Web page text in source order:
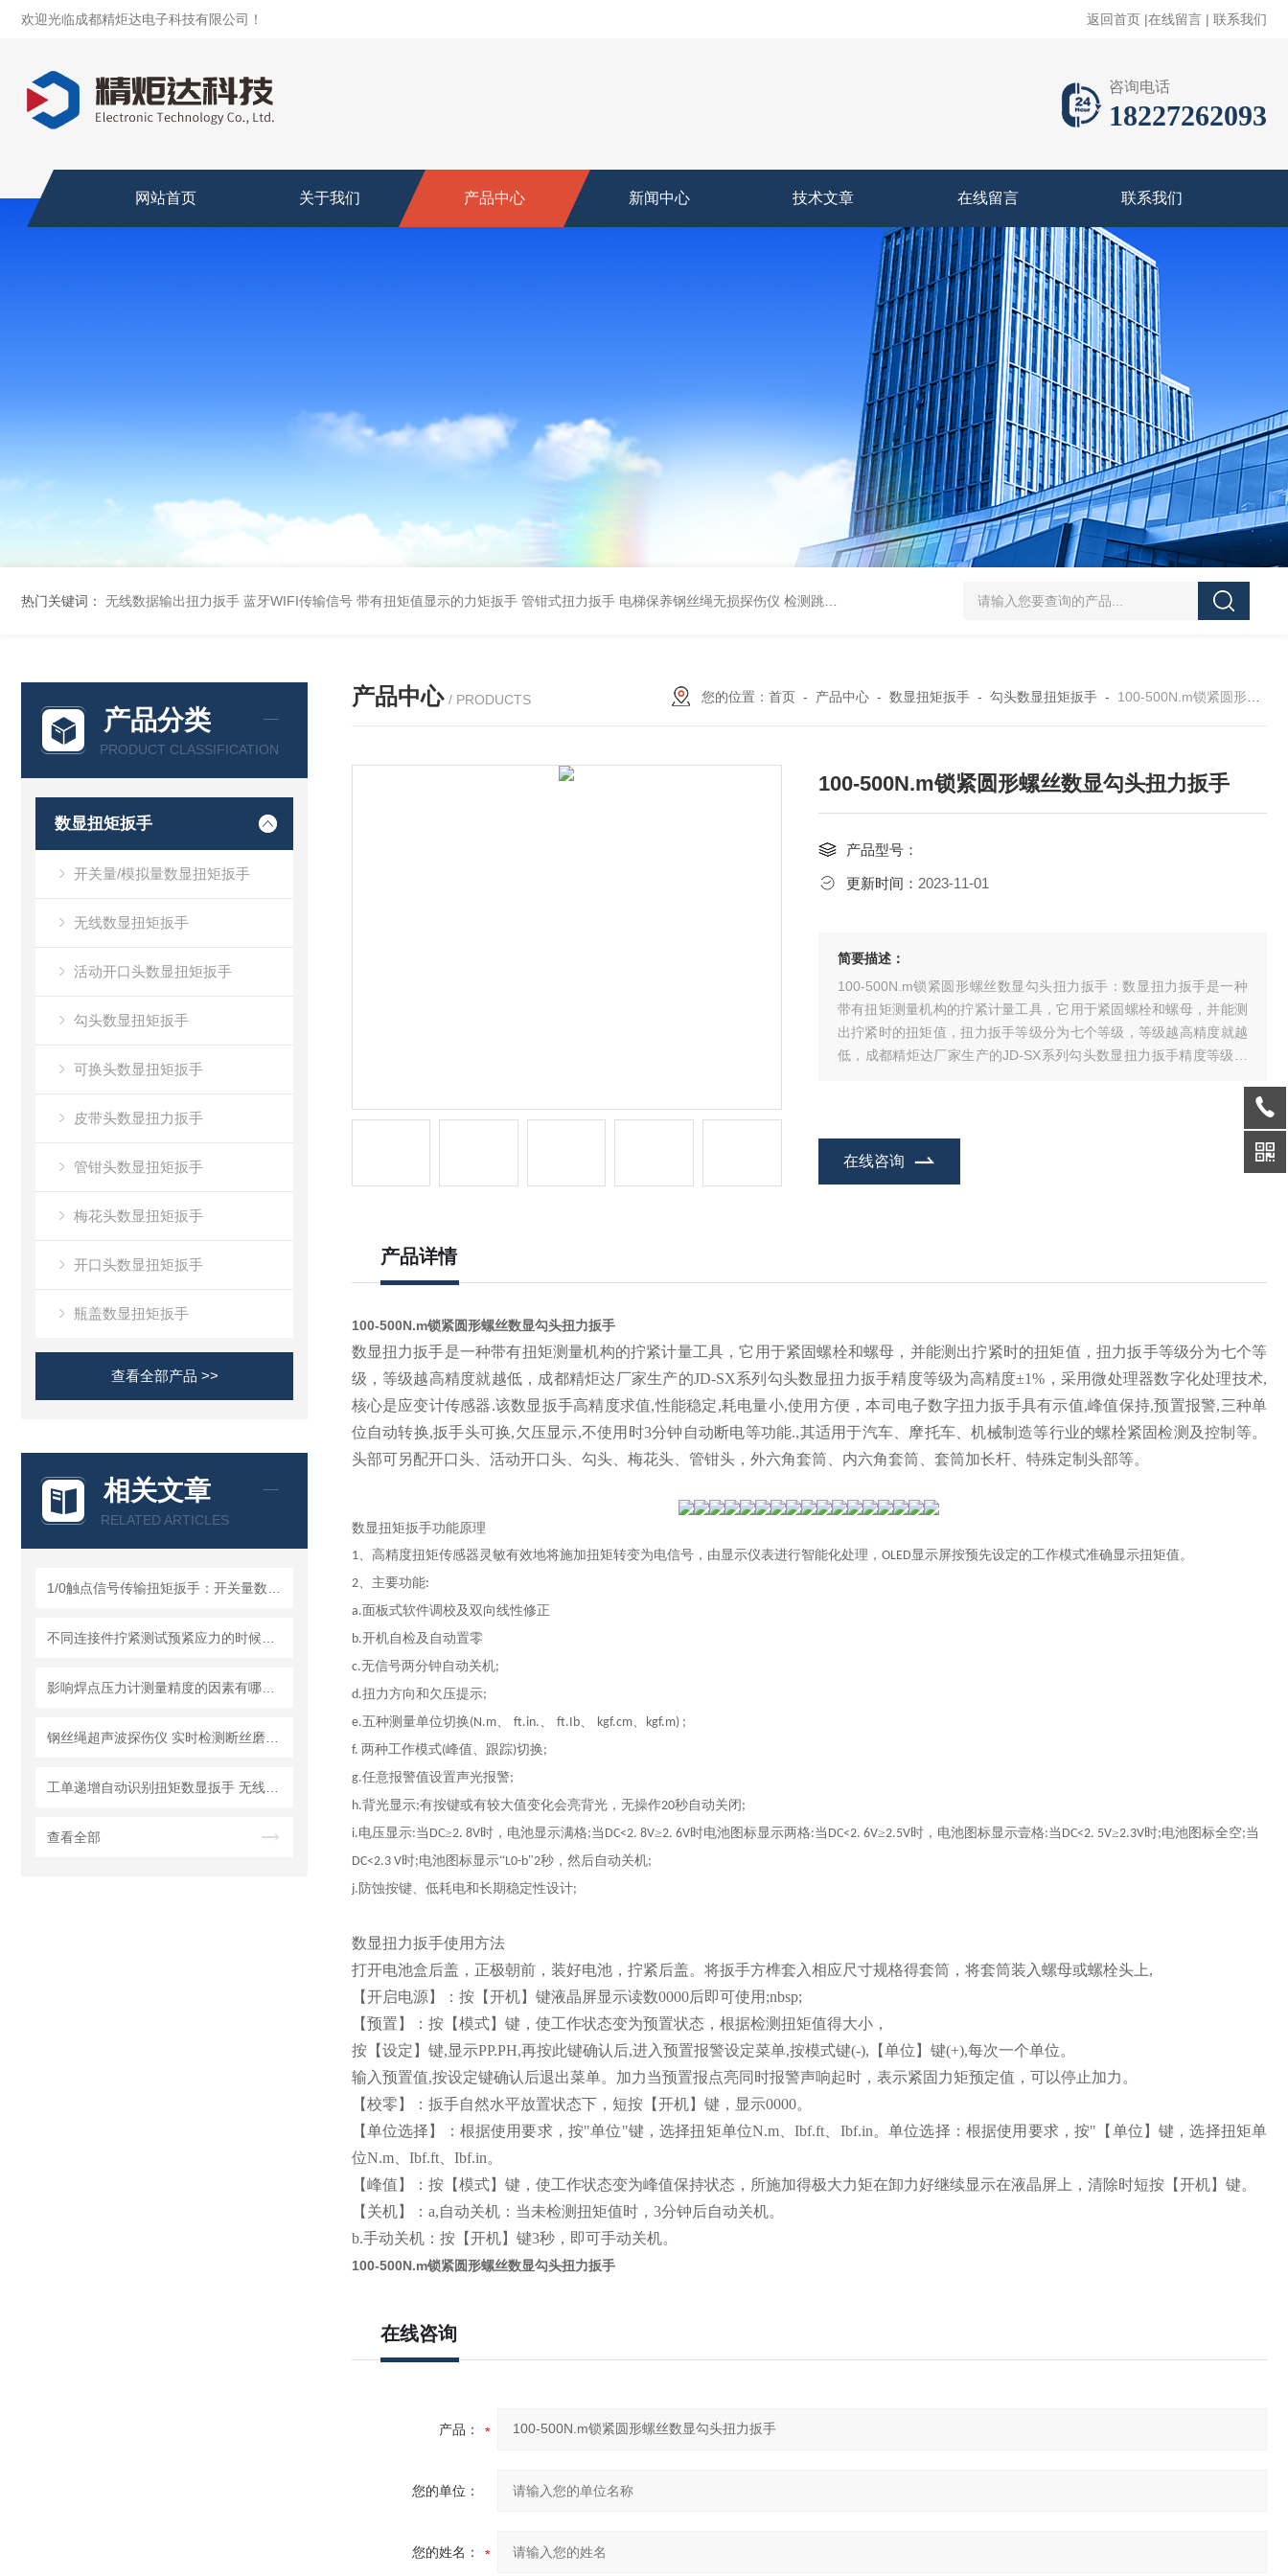
欢迎光临成都精炬达电子科技有限公司！ 返回首页 |在线留言 | 联系我们
咨询电话
18227262093
网站首页 关于我们 产品中心 新闻中心 技术文章 在线留言 联系我们
热门关键词： 无线数据输出扭力扳手 蓝牙WIFI传输信号 带有扭矩值显示的力矩扳手 管钳式扭力扳手 电梯保养钢丝绳无损探伤仪 检测跳丝/断丝 5-300N.m的扭矩扳手检定仪 机械扳手校准仪 JDSF100KN电子式拉
产品分类
PRODUCT CLASSIFICATION
数显扭矩扳手
开关量/模拟量数显扭矩扳手
无线数显扭矩扳手
活动开口头数显扭矩扳手
勾头数显扭矩扳手
可换头数显扭矩扳手
皮带头数显扭力扳手
管钳头数显扭矩扳手
梅花头数显扭矩扳手
开口头数显扭矩扳手
瓶盖数显扭矩扳手
查看全部产品 >>
相关文章
RELATED ARTICLES
查看全部
产品中心 / PRODUCTS 您的位置： 首页- 产品中心- 数显扭矩扳手- 勾头数显扭矩扳手- 100-500N.m锁紧圆形螺丝数显勾头扭力扳手
100-500N.m锁紧圆形螺丝数显勾头扭力扳手
产品型号：
更新时间： 2023-11-01
简要描述：
100-500N.m锁紧圆形螺丝数显勾头扭力扳手：数显扭力扳手是一种
带有扭矩测量机构的拧紧计量工具，它用于紧固螺栓和螺母，并能测
出拧紧时的扭矩值，扭力扳手等级分为七个等级，等级越高精度就越
低，成都精炬达厂家生产的JD-SX系列勾头数显扭力扳手精度等级为
在线咨询
产品详情
100-500N.m锁紧圆形螺丝数显勾头扭力扳手
数显扭力扳手是一种带有扭矩测量机构的拧紧计量工具，它用于紧固螺栓和螺母，并能测出拧紧时的扭矩值，扭力扳手等级分为七个等
级，等级越高精度就越低，成都精炬达厂家生产的JD-SX系列勾头数显扭力扳手精度等级为高精度±1%，采用微处理器数字化处理技术,
核心是应变计传感器.该数显扳手高精度求值,性能稳定,耗电量小,使用方便，本司电子数字扭力扳手具有示值,峰值保持,预置报警,三种单
位自动转换,扳手头可换,欠压显示,不使用时3分钟自动断电等功能.,其适用于汽车、摩托车、机械制造等行业的螺栓紧固检测及控制等。
头部可另配开口头、活动开口头、勾头、梅花头、管钳头，外六角套筒、内六角套筒、套筒加长杆、特殊定制头部等。
数显扭矩扳手功能原理
1、高精度扭矩传感器灵敏有效地将施加扭矩转变为电信号，由显示仪表进行智能化处理， OLED显示屏按预先设定的工作模式准确显示扭矩值。
2、主要功能:
a.面板式软件调校及双向线性修正
b.开机自检及自动置零
c.无信号两分钟自动关机;
d.扭力方向和欠压提示;
e.五种测量单位切换(N.m、 ft.in.、 ft.Ib、 kgf.cm、 kgf.m) ;
f. 两种工作模式(峰值、跟踪)切换;
g.任意报警值设置声光报警;
h.背光显示;有按键或有较大值变化会亮背光，无操作20秒自动关闭 ;
i.电压显示:当 DC≥2. 8V时，电池显示满格;当 DC<2. 8V≥2. 6V时电池图标显示两格:当 DC<2. 6V≥2.5V时，电池图标显示壹格:当 DC<2. 5V≥2.3V时;电池图标全空;当
DC<2.3 V时;电池图标显示“L0-b"2秒，然后自动关机;
j. 防蚀按键、低耗电和长期稳定性设计;
数显扭力扳手使用方法
打开电池盒后盖，正极朝前，装好电池，拧紧后盖。将扳手方榫套入相应尺寸规格得套筒，将套筒装入螺母或螺栓头上,
【开启电源】：按【开机】键液晶屏显示读数0000后即可使用;nbsp;
【预置】：按【模式】键，使工作状态变为预置状态，根据检测扭矩值得大小，
按【设定】键,显示PP.PH,再按此键确认后,进入预置报警设定菜单,按模式键(-),【单位】键(+),每次一个单位。
输入预置值,按设定键确认后退出菜单。加力当预置报点亮同时报警声响起时，表示紧固力矩预定值，可以停止加力。
【校零】：扳手自然水平放置状态下，短按【开机】键，显示0000。
【单位选择】：根据使用要求，按"单位"键，选择扭矩单位N.m、Ibf.ft、Ibf.in。单位选择：根据使用要求，按"【单位】键，选择扭矩单
位N.m、Ibf.ft、Ibf.in。
【峰值】：按【模式】键，使工作状态变为峰值保持状态，所施加得极大力矩在卸力好继续显示在液晶屏上，清除时短按【开机】键。
【关机】：a,自动关机：当未检测扭矩值时，3分钟后自动关机。
b.手动关机：按【开机】键3秒，即可手动关机。
100-500N.m锁紧圆形螺丝数显勾头扭力扳手
在线咨询
产品：
您的单位：
您的姓名：